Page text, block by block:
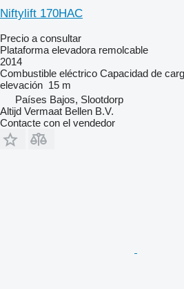
Niftylift 170HAC
Precio a consultar
Plataforma elevadora remolcable
2014
Combustible eléctrico Capacidad de
elevación 15 m
Países Bajos, Slootdorp
Altijd Vermaat Bellen B.V.
Contacte con el vendedor